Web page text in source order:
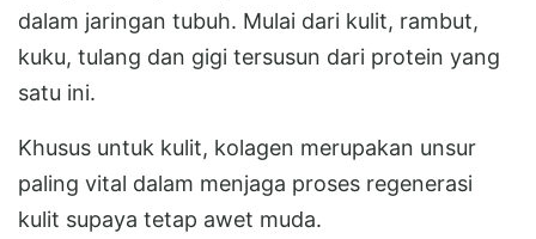
dalam jaringan tubuh. Mulai dari kulit, rambut,
kuku, tulang dan gigi tersusun dari protein yang
satu ini.
Khusus untuk kulit, kolagen merupakan unsur
paling vital dalam menjaga proses regenerasi
kulit supaya tetap awet muda.